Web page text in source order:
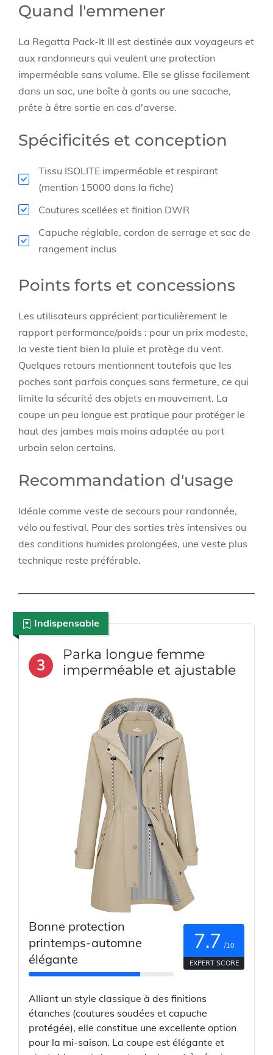
Quand l'emmener
La Regatta Pack-It III est destinée aux voyageurs et
aux randonneurs qui veulent une protection
imperméable sans volume. Elle se glisse facilement
dans un sac, une boîte à gants ou une sacoche,
prête à être sortie en cas d'averse.
Spécificités et conception
Tissu ISOLITE imperméable et respirant
(mention 15000 dans la fiche)
Coutures scellées et finition DWR
Capuche réglable, cordon de serrage et sac de
rangement inclus
Points forts et concessions
Les utilisateurs apprécient particulièrement le
rapport performance/poids : pour un prix modeste,
la veste tient bien la pluie et protège du vent.
Quelques retours mentionnent toutefois que les
poches sont parfois conçues sans fermeture, ce qui
limite la sécurité des objets en mouvement. La
coupe un peu longue est pratique pour protéger le
haut des jambes mais moins adaptée au port
urbain selon certains.
Recommandation d'usage
Idéale comme veste de secours pour randonnée,
vélo ou festival. Pour des sorties très intensives ou
des conditions humides prolongées, une veste plus
technique reste préférable.
Indispensable
3
Parka longue femme
imperméable et ajustable
Bonne protection
printemps-automne
élégante
7.7 /10
EXPERT SCORE
Alliant un style classique à des finitions
étanches (coutures soudées et capuche
protégée), elle constitue une excellente option
pour la mi-saison. La coupe est élégante et